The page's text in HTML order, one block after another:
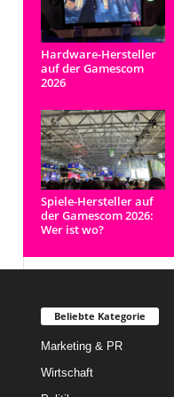
Hardware-Hersteller
auf der Gamescom
2026
Spiele-Hersteller auf
der Gamescom 2026:
Wer ist wo?
Beliebte Kategorie
Marketing & PR
Wirtschaft